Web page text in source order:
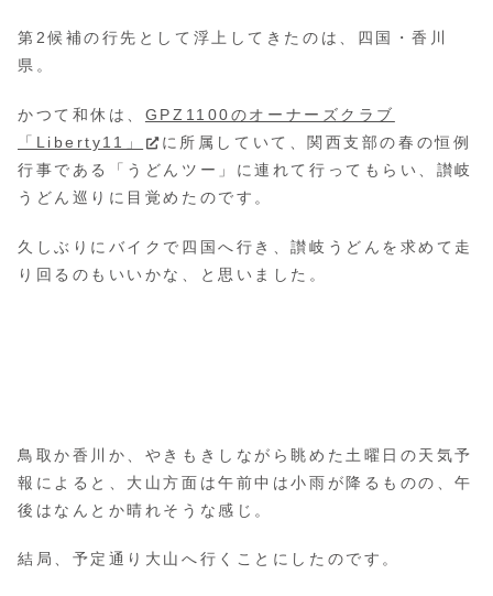
第2候補の行先として浮上してきたのは、四国・香川
県。
かつて和休は、 GPZ1100のオーナーズクラブ
「Liberty11」
に所属していて、関西支部の春の恒例
行事である「うどんツー」に連れて行ってもらい、讃岐
うどん巡りに目覚めたのです。
久しぶりにバイクで四国へ行き、讃岐うどんを求めて走
り回るのもいいかな、と思いました。
鳥取か香川か、やきもきしながら眺めた土曜日の天気予
報によると、大山方面は午前中は小雨が降るものの、午
後はなんとか晴れそうな感じ。
結局、予定通り大山へ行くことにしたのです。